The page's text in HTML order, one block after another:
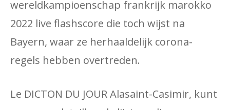
wereldkampioenschap frankrijk marokko
2022 live flashscore die toch wijst na
Bayern, waar ze herhaaldelijk corona-
regels hebben overtreden.
Le DICTON DU JOUR Alasaint-Casimir, kunt